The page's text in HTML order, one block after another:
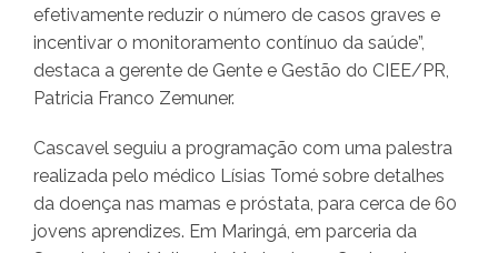
efetivamente reduzir o número de casos graves e
incentivar o monitoramento contínuo da saúde”,
destaca a gerente de Gente e Gestão do CIEE/PR,
Patricia Franco Zemuner.
Cascavel seguiu a programação com uma palestra
realizada pelo médico Lísias Tomé sobre detalhes
da doença nas mamas e próstata, para cerca de 60
jovens aprendizes. Em Maringá, em parceria da